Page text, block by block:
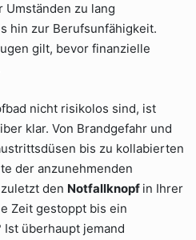
zu lang
hin zur Berufsunfähigkeit.
gilt, bevor finanzielle
nicht risikolos sind, ist
klar. Von Brandgefahr und
bis zu kollabierten
der anzunehmenden
den Notfallknopf in Ihrer
Zeit gestoppt bis ein
überhaupt jemand